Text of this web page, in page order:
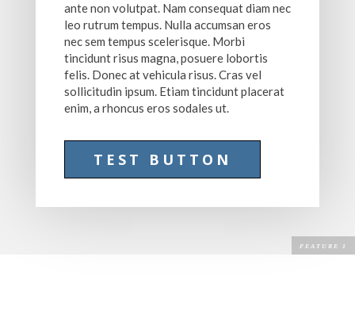
ante non volutpat. Nam consequat diam nec
leo rutrum tempus. Nulla accumsan eros
nec sem tempus scelerisque. Morbi
tincidunt risus magna, posuere lobortis
felis. Donec at vehicula risus. Cras vel
sollicitudin ipsum. Etiam tincidunt placerat
enim, a rhoncus eros sodales ut.
TEST BUTTON